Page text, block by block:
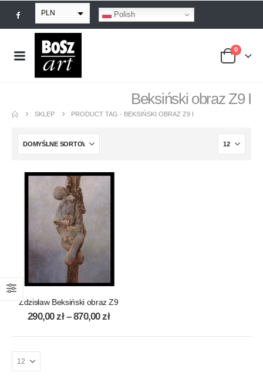
PLN
EUR
USD
Polish
0
Beksiński obraz Z9 I
SKLEP PRODUCT TAG - BEKSIŃSKI OBRAZ Z9 I
Zdzisław Beksiński obraz Z9
290,00zł – 870,00zł